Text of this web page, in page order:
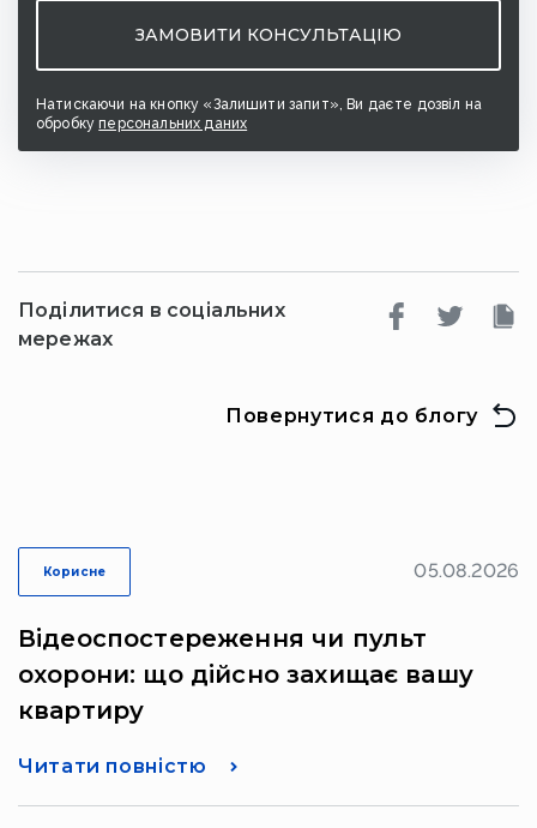
Натискаючи на кнопку «Залишити запит», Ви даєте дозвіл на
обробкуперсональних даних
Поділитися в соціальних
мережах
Повернутися до блогу
Корисне 05.08.2026
Відеоспостереження чи пульт
охорони: що дійсно захищає вашу
квартиру
Читати повністю